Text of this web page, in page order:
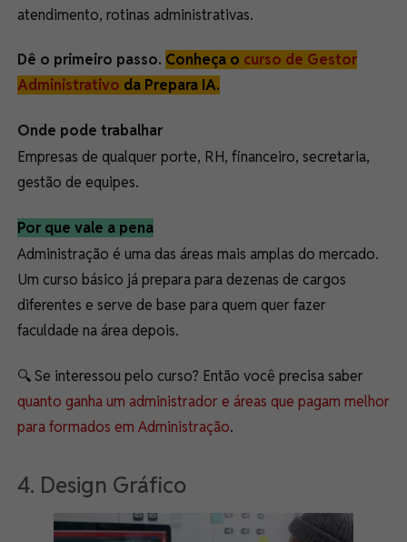
atendimento, rotinas administrativas.
Dê o primeiro passo. Conheça o curso de Gestor
Administrativo da Prepara IA.
Onde pode trabalhar
Empresas de qualquer porte, RH, financeiro, secretaria,
gestão de equipes.
Por que vale a pena
Administração é uma das áreas mais amplas do mercado.
Um curso básico já prepara para dezenas de cargos
diferentes e serve de base para quem quer fazer
faculdade na área depois.
🔍 Se interessou pelo curso? Então você precisa saber
quanto ganha um administrador e áreas que pagam melhor
para formados em Administração.
4. Design Gráfico